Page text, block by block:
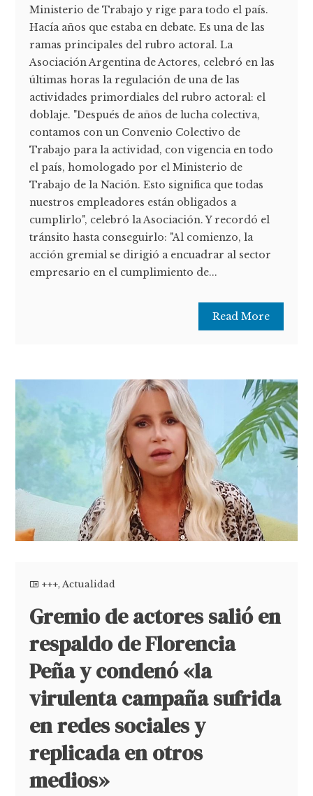
Ministerio de Trabajo y rige para todo el país.
Hacía años que estaba en debate. Es una de las
ramas principales del rubro actoral. La
Asociación Argentina de Actores, celebró en las
últimas horas la regulación de una de las
actividades primordiales del rubro actoral: el
doblaje. "Después de años de lucha colectiva,
contamos con un Convenio Colectivo de
Trabajo para la actividad, con vigencia en todo
el país, homologado por el Ministerio de
Trabajo de la Nación. Esto significa que todas
nuestros empleadores están obligados a
cumplirlo", celebró la Asociación. Y recordó el
tránsito hasta conseguirlo: "Al comienzo, la
acción gremial se dirigió a encuadrar al sector
empresario en el cumplimiento de...
Read More
+++,Actualidad
Gremio de actores salió en
respaldo de Florencia
Peña y condenó «la
virulenta campaña sufrida
en redes sociales y
replicada en otros
medios»